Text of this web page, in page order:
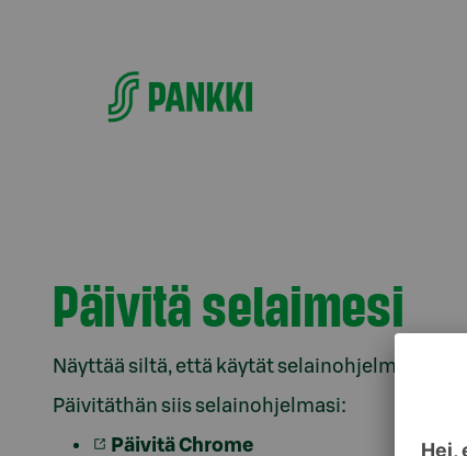
Päivitä selaimesi
Näyttää siltä, että käytät selainohjelman
Päivitäthän siis selainohjelmasi:
Päivitä Chrome